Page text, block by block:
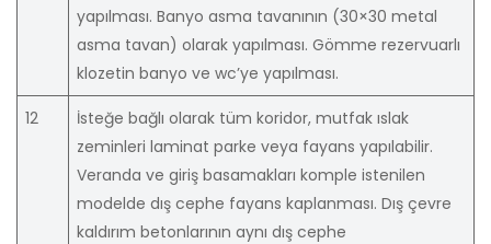
yapılması. Banyo asma tavanının (30×30 metal
asma tavan) olarak yapılması. Gömme rezervuarlı
klozetin banyo ve wc’ye yapılması.
12
İsteğe bağlı olarak tüm koridor, mutfak ıslak
zeminleri laminat parke veya fayans yapılabilir.
Veranda ve giriş basamakları komple istenilen
modelde dış cephe fayans kaplanması. Dış çevre
kaldırım betonlarının aynı dış cephe